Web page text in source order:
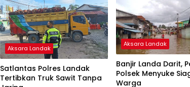
Aksara Landak
Satlantas Polres Landak
Tertibkan Truk Sawit Tanpa
Aksara Landak
Banjir Landa Darit,
Polsek Menyuke
Warga